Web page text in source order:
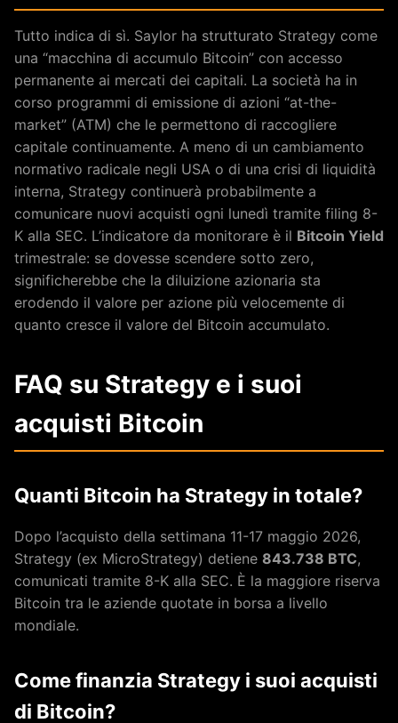
Tutto indica di sì. Saylor ha strutturato Strategy come
una “macchina di accumulo Bitcoin” con accesso
permanente ai mercati dei capitali. La società ha in
corso programmi di emissione di azioni “at-the-
market” (ATM) che le permettono di raccogliere
capitale continuamente. A meno di un cambiamento
normativo radicale negli USA o di una crisi di liquidità
interna, Strategy continuerà probabilmente a
comunicare nuovi acquisti ogni lunedì tramite filing 8-
K alla SEC. L’indicatore da monitorare è il Bitcoin Yield
trimestrale: se dovesse scendere sotto zero,
significherebbe che la diluizione azionaria sta
erodendo il valore per azione più velocemente di
quanto cresce il valore del Bitcoin accumulato.
FAQ su Strategy e i suoi
acquisti Bitcoin
Quanti Bitcoin ha Strategy in totale?
Dopo l’acquisto della settimana 11-17 maggio 2026,
Strategy (ex MicroStrategy) detiene 843.738 BTC,
comunicati tramite 8-K alla SEC. È la maggiore riserva
Bitcoin tra le aziende quotate in borsa a livello
mondiale.
Come finanzia Strategy i suoi acquisti
di Bitcoin?